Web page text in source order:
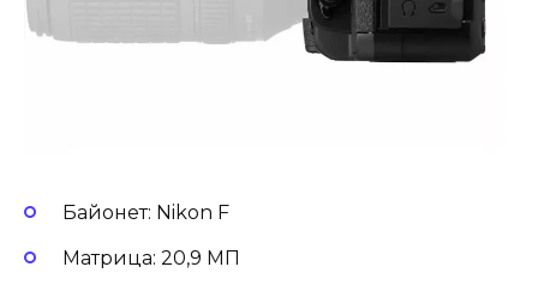
Байонет: Nikon F
Матрица: 20,9 МП